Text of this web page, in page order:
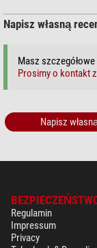
Napisz własną
Masz
Prosimy o kontakt
Napisz
Regulamin
Impressum
Privacy